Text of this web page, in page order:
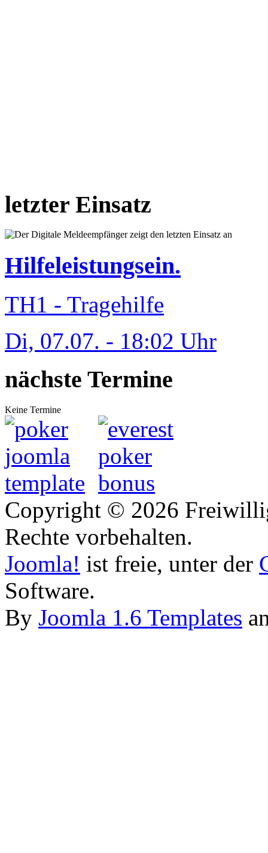
letzter Einsatz
Hilfeleistungsein.
TH1 - Tragehilfe
Di, 07.07. - 18:02 Uhr
nächste Termine
Keine Termine
Copyright © 2026
Rechte vorbehalten.
Joomla! ist freie, unter der
Software.
By Joomla 1.6 Templates